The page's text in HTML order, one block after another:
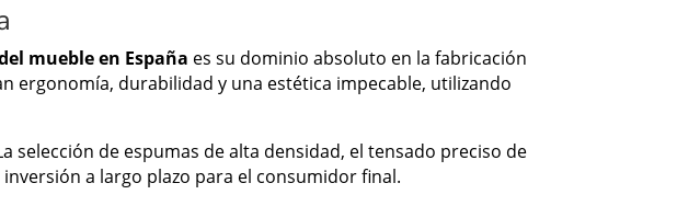
mueble en España es su dominio absoluto en la fabricación
ergonomía, durabilidad y una estética impecable, utilizando
selección de espumas de alta densidad, el tensado preciso de
a largo plazo para el consumidor final.